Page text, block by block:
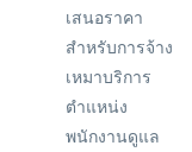
เสนอราคา
สำหรับการจ้าง
เหมาบริการ
ตำแหน่ง
พนักงานดูแล